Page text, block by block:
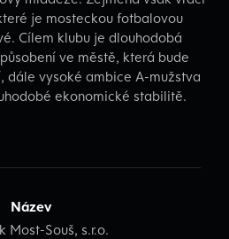
je mosteckou fotbalovou
Cílem klubu je dlouhodobá
ve městě, která bude
dále vysoké ambice A-mužstva
ekonomické stabilitě.
Název
Most-Souš, s.r.o.